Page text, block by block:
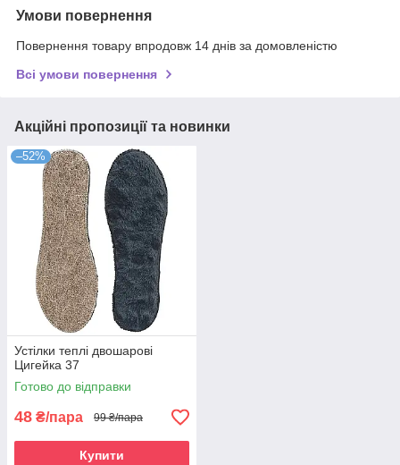
Умови повернення
Повернення товару впродовж 14 днів за домовленістю
Всі умови повернення
Акційні пропозиції та новинки
–52%
Устілки теплі двошарові
Цигейка 37
Готово до відправки
48 ₴/пара 99 ₴/пара
Купити